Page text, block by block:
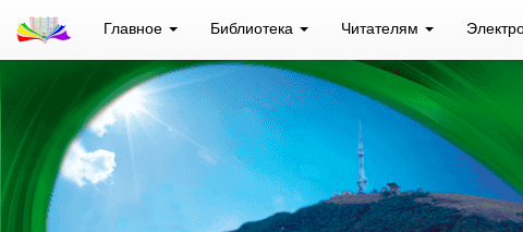
Главное Библиотека Читателям